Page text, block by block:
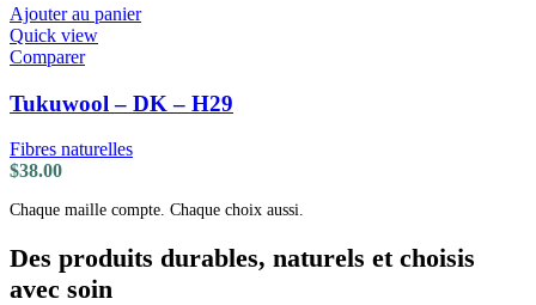
Ajouter au panier
Quick view
Comparer
Tukuwool – DK – H29
Fibres naturelles
$38.00
Chaque maille compte. Chaque choix aussi.
Des produits durables, naturels et choisis
avec soin